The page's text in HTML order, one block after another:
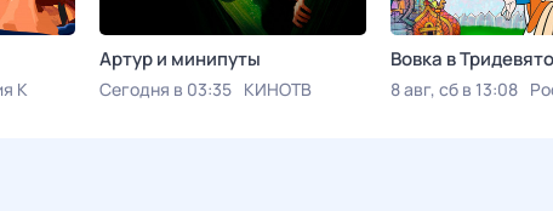
К
Артур и минипуты
Сегодня в 03:35 КИНОТВ
Вовка в
8 авг, сб в 13:08